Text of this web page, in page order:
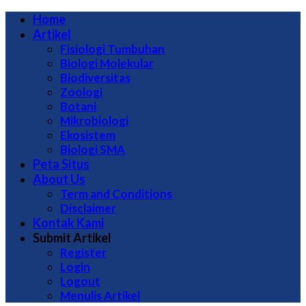
Home
Artikel
Fisiologi Tumbuhan
Biologi Molekular
Biodiversitas
Zoologi
Botani
Mikrobiologi
Ekosistem
Biologi SMA
Peta Situs
About Us
Term and Conditions
Disclaimer
Kontak Kami
Submit Artikel
Register
Login
Logout
Menulis Artikel